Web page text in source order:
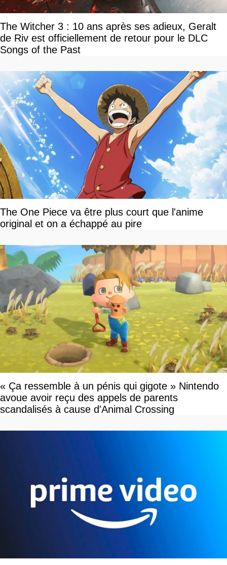
The Witcher 3 : 10 ans après ses adieux, Geralt
de Riv est officiellement de retour pour le DLC
Songs of the Past
The One Piece va être plus court que l'anime
original et on a échappé au pire
« Ça ressemble à un pénis qui gigote » Nintendo
avoue avoir reçu des appels de parents
scandalisés à cause d'Animal Crossing